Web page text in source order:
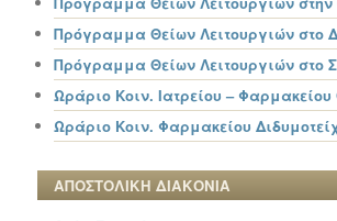
Πρόγραμμα Θείων Λειτουργιών στο
Πρόγραμμα Θείων Λειτουργιών στο
Ωράριο Κοιν. Ιατρείου – Φαρμακείου
Ωράριο Κοιν. Φαρμακείου
ΑΠΟΣΤΟΛΙΚΗ ΔΙΑΚΟΝΙΑ